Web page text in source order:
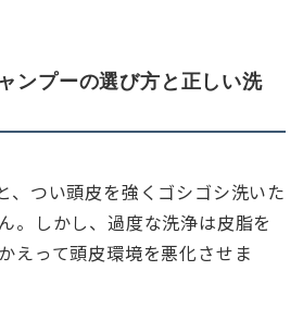
ンプーの選び方と正しい洗
、つい頭皮を強くゴシゴシ洗いた
。しかし、過度な洗浄は皮脂を
えって頭皮環境を悪化させま